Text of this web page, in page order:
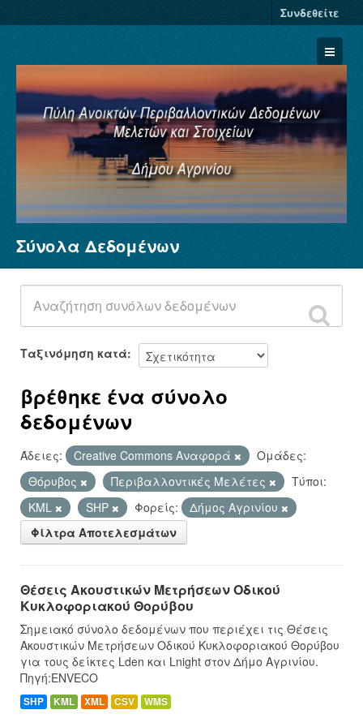
Συνδεθείτε
Σύνολα Δεδομένων
Φορείς
Ομάδες
Σχετικά
Σύνολα Δεδομένων
Ταξινόμηση κατά
βρέθηκε ένα σύνολο
δεδομένων
Άδειες: Creative Commons Αναφορά
Ομάδες:
Θόρυβος
Περιβαλλοντικές Μελέτες
Τύποι:
KML
SHP Φορείς:
Δήμος Αγρινίου
Φίλτρα Αποτελεσμάτων
Θέσεις Ακουστικών Μετρήσεων Οδικού
Κυκλοφοριακού Θορύβου
Σημειακό σύνολο δεδομένων που περιέχει τις Θέσεις
Ακουστικών Μετρήσεων Οδικού Κυκλοφοριακού Θορύβου
για τους δείκτες Lden και Lnight στον Δήμο Αγρινίου.
Πηγή:ENVECO
SHP KML XML CSV WMS